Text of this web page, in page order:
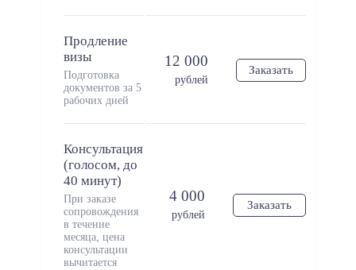
Продление
визы
Подготовка
документов за 5
рабочих дней
12 000
рублей
Заказать
Консультация
(голосом, до
40 минут)
При заказе
сопровождения
в течение
месяца, цена
консультации
вычитается
4 000
рублей
Заказать